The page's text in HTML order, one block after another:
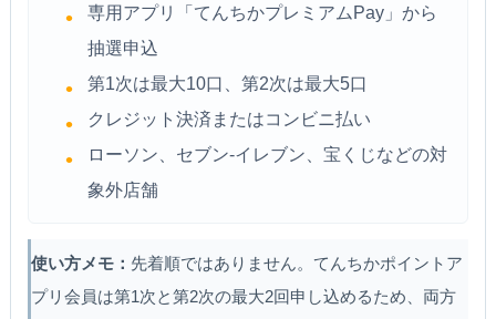
専用アプリ「てんちかプレミアムPay」から
抽選申込
第1次は最大10口、第2次は最大5口
クレジット決済またはコンビニ払い
ローソン、セブン-イレブン、宝くじなどの対
象外店舗
使い方メモ： 先着順ではありません。てんちかポイントア
プリ会員は第1次と第2次の最大2回申し込めるため、両方